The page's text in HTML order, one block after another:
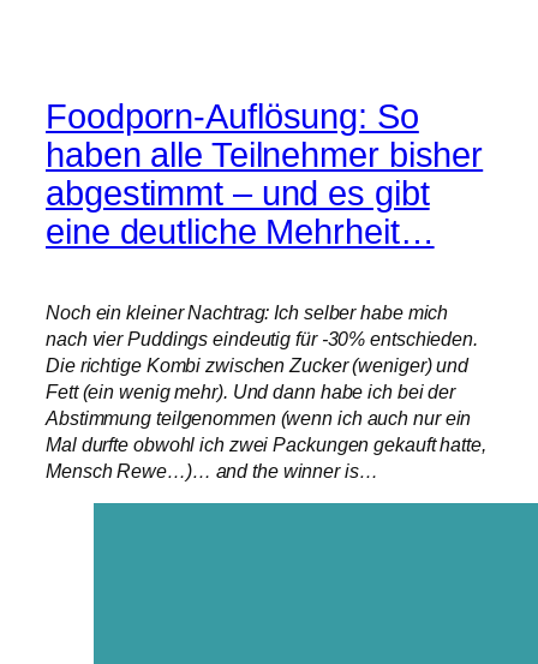
Foodporn-Auflösung: So
haben alle Teilnehmer bisher
abgestimmt – und es gibt
eine deutliche Mehrheit…
Noch ein kleiner Nachtrag: Ich selber habe mich
nach vier Puddings eindeutig für -30% entschieden.
Die richtige Kombi zwischen Zucker (weniger) und
Fett (ein wenig mehr). Und dann habe ich bei der
Abstimmung teilgenommen (wenn ich auch nur ein
Mal durfte obwohl ich zwei Packungen gekauft hatte,
Mensch Rewe…)… and the winner is…